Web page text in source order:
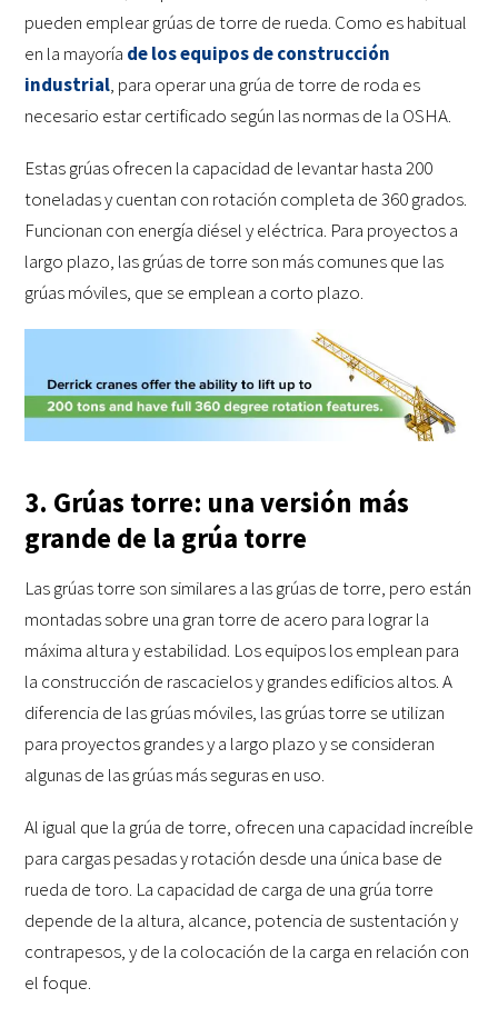
pueden emplear grúas de torre de rueda. Como es habitual
en la mayoría de los equipos de construcción
industrial, para operar una grúa de torre de roda es
necesario estar certificado según las normas de la OSHA.
Estas grúas ofrecen la capacidad de levantar hasta 200
toneladas y cuentan con rotación completa de 360 grados.
Funcionan con energía diésel y eléctrica. Para proyectos a
largo plazo, las grúas de torre son más comunes que las
grúas móviles, que se emplean a corto plazo.
3. Grúas torre: una versión más
grande de la grúa torre
Las grúas torre son similares a las grúas de torre, pero están
montadas sobre una gran torre de acero para lograr la
máxima altura y estabilidad. Los equipos los emplean para
la construcción de rascacielos y grandes edificios altos. A
diferencia de las grúas móviles, las grúas torre se utilizan
para proyectos grandes y a largo plazo y se consideran
algunas de las grúas más seguras en uso.
Al igual que la grúa de torre, ofrecen una capacidad increíble
para cargas pesadas y rotación desde una única base de
rueda de toro. La capacidad de carga de una grúa torre
depende de la altura, alcance, potencia de sustentación y
contrapesos, y de la colocación de la carga en relación con
el foque.